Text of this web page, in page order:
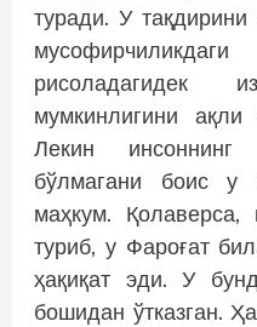
туради. У
рисоладагидек
мумкинлигини
Лекин инсоннинг
бўлмагани боис у
маҳкум. Қолаверса,
туриб, у Фароғат
ҳақиқат эди. У
бошидан ўтказган.